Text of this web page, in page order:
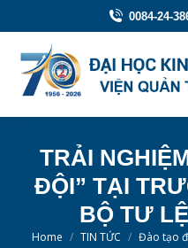
0084-24-
TRẢI
ĐỘI” TẠI
BỘ TƯ
You are here:
Home TIN TỨC Đào tạo